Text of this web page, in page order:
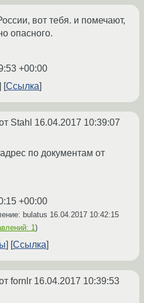
вот тебя. и помечают,
опасного.
+00:00
Ссылка
Stahl 16.04.2017 10:39:07
по документам от
+00:00
bulatus 16.04.2017 10:42:15
1)
Ссылка
fornlr 16.04.2017 10:39:53